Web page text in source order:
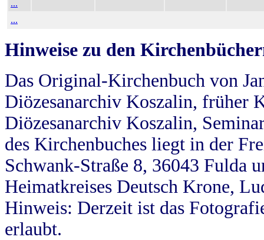
...
...
Hinweise zu den
Das Original-Kirchenbuch von
Diözesanarchiv Koszalin, früher
Diözesanarchiv Koszalin,
des Kirchenbuches liegt in der
Schwank-Straße 8, 36043 Fulda
Heimatkreises Deutsch Krone,
Hinweis: Derzeit ist das
erlaubt.